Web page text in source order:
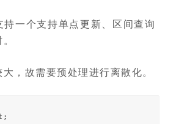
一个支持单点更新、区间查询
，故需要预处理进行离散化。
;